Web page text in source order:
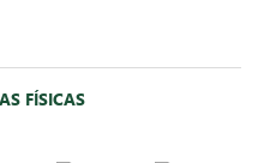
FÍSICAS